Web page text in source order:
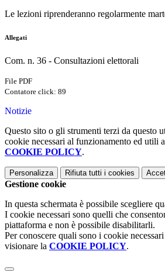
Le lezioni riprenderanno regolarmente
Allegati
Com. n. 36 - Consultazioni elettorali
File PDF
Contatore click: 89
Notizie
Questo sito o gli strumenti terzi da questo
cookie necessari al funzionamento ed utili
COOKIE POLICY.
Personalizza Rifiuta tutti i cookies
Gestione cookie
In questa schermata è possibile scegliere
I cookie necessari sono quelli che
piattaforma e non è possibile disabilitarli.
Per conoscere quali sono i cookie
visionare la COOKIE POLICY.